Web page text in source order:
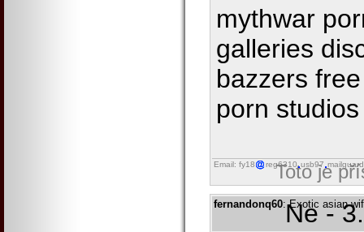
mythwar
galleries
bazzers
porn
Email: fy18 reg6310 usb97
Toto je
fernandonq60: Exotic asian
Ne -